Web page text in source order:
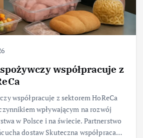
współpracuje z
współpracuje z sektorem HoReCa
wpływającym na rozwój
w Polsce i na świecie. Partnerstwo
dostaw Skuteczna współpraca…